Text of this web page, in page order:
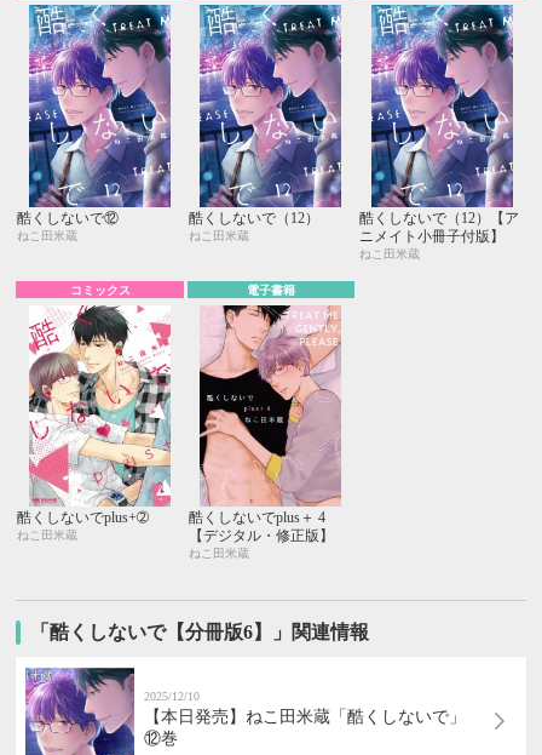
酷くしないで⑫
ねこ田米蔵
酷くしないで（12）
ねこ田米蔵
酷くしないで（12）【ア
ニメイト小冊子付版】
ねこ田米蔵
コミックス
酷くしないでplus+➁
ねこ田米蔵
電子書籍
酷くしないでplus＋ 4
【デジタル・修正版】
ねこ田米蔵
「酷くしないで【分冊版6】」関連情報
2025/12/10
【本日発売】ねこ田米蔵「酷くしないで」
⑫巻